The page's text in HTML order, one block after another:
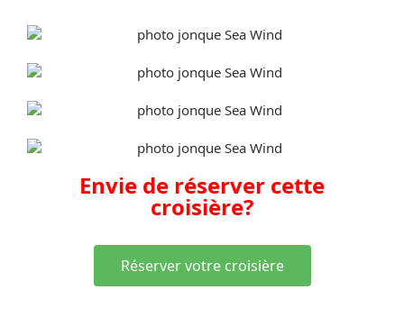
Envie de réserver cette
croisière?
Réserver votre croisière